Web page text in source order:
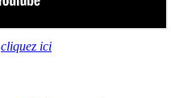
cliquez ici